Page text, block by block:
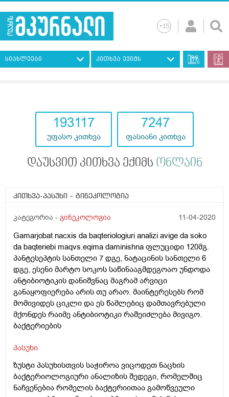
სიახლეები კითხვა ექიმს
193117
უფასო კითხვა
7247
ფასიანი კითხვა
დაუსვით კითხვა ექიმს ონლაინ
კითხვა-პასუხი - გინეკოლოგია
კატეგორია - გინეკოლოგია 11-04-2020
Gamarjobat nacxis da baqteriologiuri analizi avige da soko
da baqteriebi maqvs.eqima daminishna ფლუციდი 120მგ.
პანტესეპტის სანთელი 7 დგე, ნატაცინის სანთელი 6
დგე, ესენი მარტო სოკოს საწინააგმდეგოაო უნდოდა
ანტიბიოტიკის დანიშვნაც მაგრამ არვიცი
განაყოფიერება არის თუ არაო. მაინტერესებს რომ
მომივიდეს ციკლი და ეს წამლებიც დამთავრებული
მქონდეს რაიმე ანტიბიოტიკი რაშეიძლება მივიგო.
ბაქტერიების
პასუხი
ზუსტი პასუხისთვის საჭიროა ვიცოდეთ ნაცხის
ბაქტერიოლოგიური ანალიზის შედეგი, რომელშიც
ნაჩვენებია რომელის ბაქტერიითაა გამოწვეული